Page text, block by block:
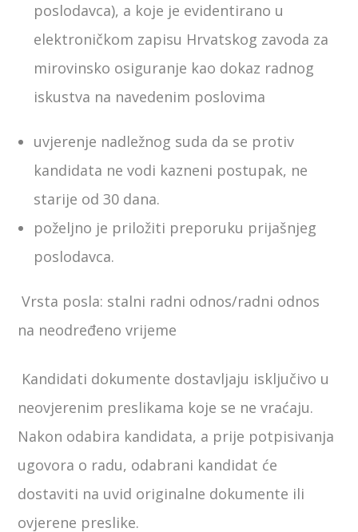
poslodavca), a koje je evidentirano u
elektroničkom zapisu Hrvatskog zavoda za
mirovinsko osiguranje kao dokaz radnog
iskustva na navedenim poslovima
uvjerenje nadležnog suda da se protiv
kandidata ne vodi kazneni postupak, ne
starije od 30 dana.
poželjno je priložiti preporuku prijašnjeg
poslodavca.
Vrsta posla: stalni radni odnos/radni odnos
na neodređeno vrijeme
Kandidati dokumente dostavljaju isključivo u
neovjerenim preslikama koje se ne vraćaju.
Nakon odabira kandidata, a prije potpisivanja
ugovora o radu, odabrani kandidat će
dostaviti na uvid originalne dokumente ili
ovjerene preslike.